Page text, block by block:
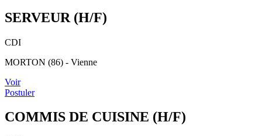
SERVEUR (H/F)
CDI
MORTON (86) - Vienne
Voir
Postuler
COMMIS DE CUISINE (H/F)